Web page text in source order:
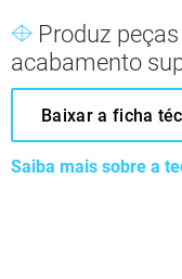
Produz
acabamento
Baixar a ficha
Saiba mais sobre a